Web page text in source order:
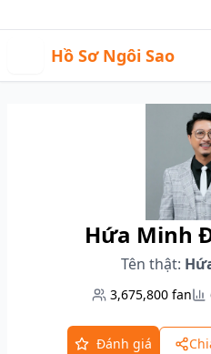
Hồ Sơ Ngôi Sao
Hứa Minh
Tên thật:
3,675,800 fan
Đánh giá